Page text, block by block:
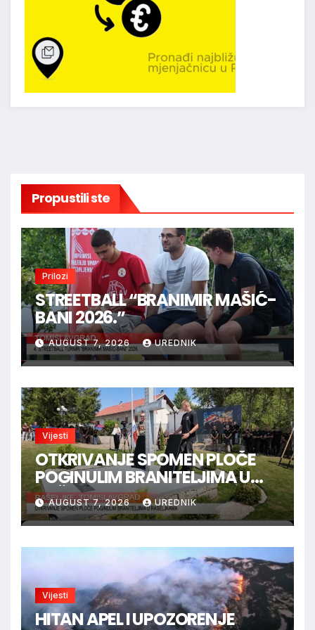
Propustili ste
Prilozi
STREETBALL “BRANIMIR MAŠIĆ-
BANI 2026.”
AUGUST 7, 2026 UREDNIK
Vijesti
OTKRIVANJE SPOMEN PLOČE
POGINULIM BRANITELJIMA U
RAŠELJKAMA
AUGUST 7, 2026 UREDNIK
Vijesti
HITAN APEL I UPOZORENJE